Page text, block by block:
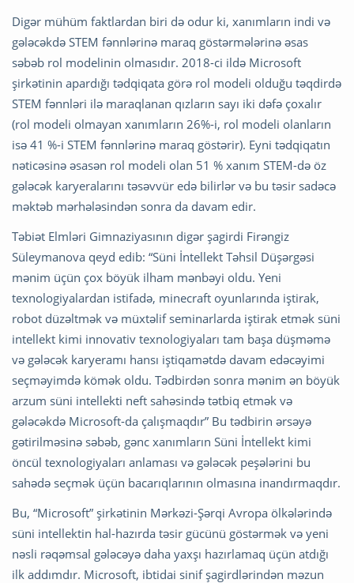
Digər mühüm faktlardan biri də odur ki, xanımların indi və
gələcəkdə STEM fənnlərinə maraq göstərmələrinə əsas
səbəb rol modelinin olmasıdır. 2018-ci ildə Microsoft
şirkətinin apardığı tədqiqata görə rol modeli olduğu təqdirdə
STEM fənnləri ilə maraqlanan qızların sayı iki dəfə çoxalır
(rol modeli olmayan xanımların 26%-i, rol modeli olanların
isə 41 %-i STEM fənnlərinə maraq göstərir). Eyni tədqiqatın
nəticəsinə əsasən rol modeli olan 51 % xanım STEM-də öz
gələcək karyeralarını təsəvvür edə bilirlər və bu təsir sadəcə
məktəb mərhələsindən sonra da davam edir.
Təbiət Elmləri Gimnaziyasının digər şagirdi Firəngiz
Süleymanova qeyd edib: “Süni İntellekt Təhsil Düşərgəsi
mənim üçün çox böyük ilham mənbəyi oldu. Yeni
texnologiyalardan istifadə, minecraft oyunlarında iştirak,
robot düzəltmək və müxtəlif seminarlarda iştirak etmək süni
intellekt kimi innovativ texnologiyaları tam başa düşməmə
və gələcək karyeramı hansı iştiqamətdə davam edəcəyimi
seçməyimdə kömək oldu. Tədbirdən sonra mənim ən böyük
arzum süni intellekti neft sahəsində tətbiq etmək və
gələcəkdə Microsoft-da çalışmaqdır” Bu tədbirin ərsəyə
gətirilməsinə səbəb, gənc xanımların Süni İntellekt kimi
öncül texnologiyaları anlaması və gələcək peşələrini bu
sahədə seçmək üçün bacarıqlarının olmasına inandırmaqdır.
Bu, “Microsoft” şirkətinin Mərkəzi-Şərqi Avropa ölkələrində
süni intellektin hal-hazırda təsir gücünü göstərmək və yeni
nəsli rəqəmsal gələcəyə daha yaxşı hazırlamaq üçün atdığı
ilk addımdır. Microsoft, ibtidai sinif şagirdlərindən məzun